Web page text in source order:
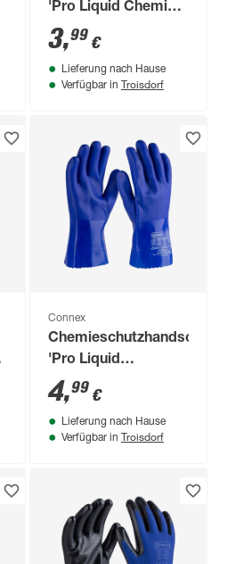
'Pro Liquid Chemical
Nitril' grün Größe
10/XL
3,99 €
Lieferung nach Hause
Verfügbar in Troisdorf
Connex
Chemieschutzhandschuh
'Pro Liquid
Chemical' blau
Größe 10/XL
4,99 €
Lieferung nach Hause
Verfügbar in Troisdorf